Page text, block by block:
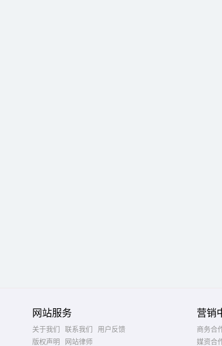
网站服务
关于我们 联系我们
用户反馈
版权声明
网站律师
营销
商务合
媒资合